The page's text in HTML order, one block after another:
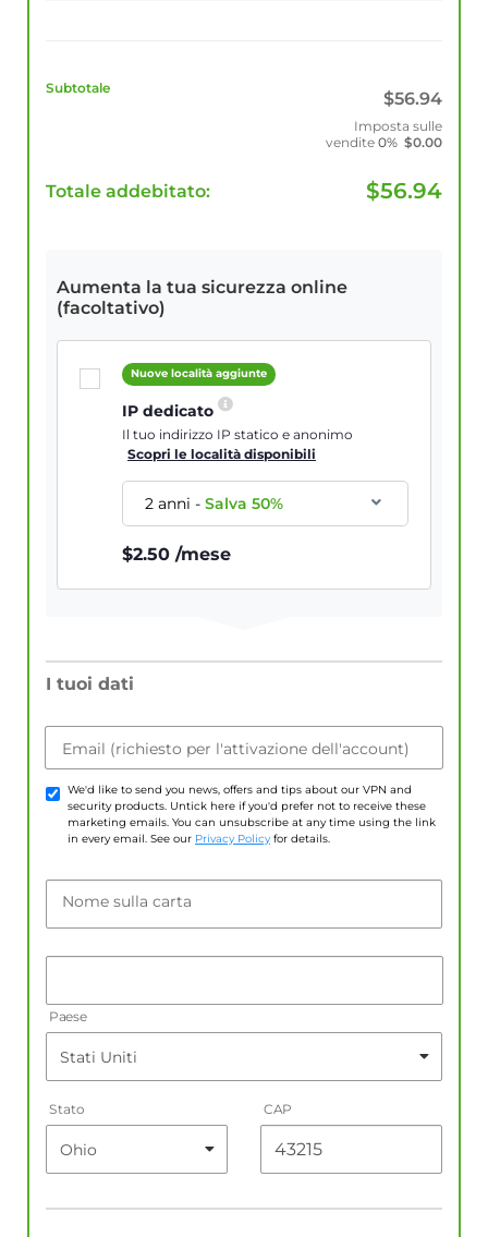
Subtotale
$56.94
Imposta sulle
vendite 0% $0.00
Totale addebitato: $56.94
Aumenta la tua sicurezza online
(facoltativo)
Nuove località aggiunte
IP dedicato
Il tuo indirizzo IP statico e anonimo
Scopri le località disponibili
2 anni-Salva50%
$2.50 /mese
I tuoi dati
Email (richiesto per l'attivazione dell'account)
We'd like to send you news, offers and tips about our VPN and
security products. Untick here if you'd prefer not to receive these
marketing emails. You can unsubscribe at any time using the link
in every email. See our Privacy Policy for details.
Nome sulla carta
Paese
Stato CAP